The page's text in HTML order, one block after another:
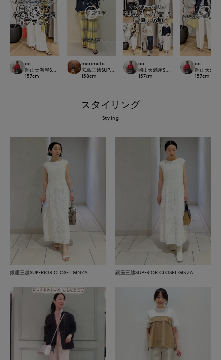
ao
岡山天満屋SUPERIORCLOSET
157cm
morimoto
広島三越SUPERIORCLOSET
158cm
ao
岡山天満屋SUPERIORCLOSET
157cm
ao
岡山天満屋
157cm
スタイリング
Styling
銀座三越SUPERIOR CLOSET GINZA 銀座三越SUPERIOR CLOSET GINZA